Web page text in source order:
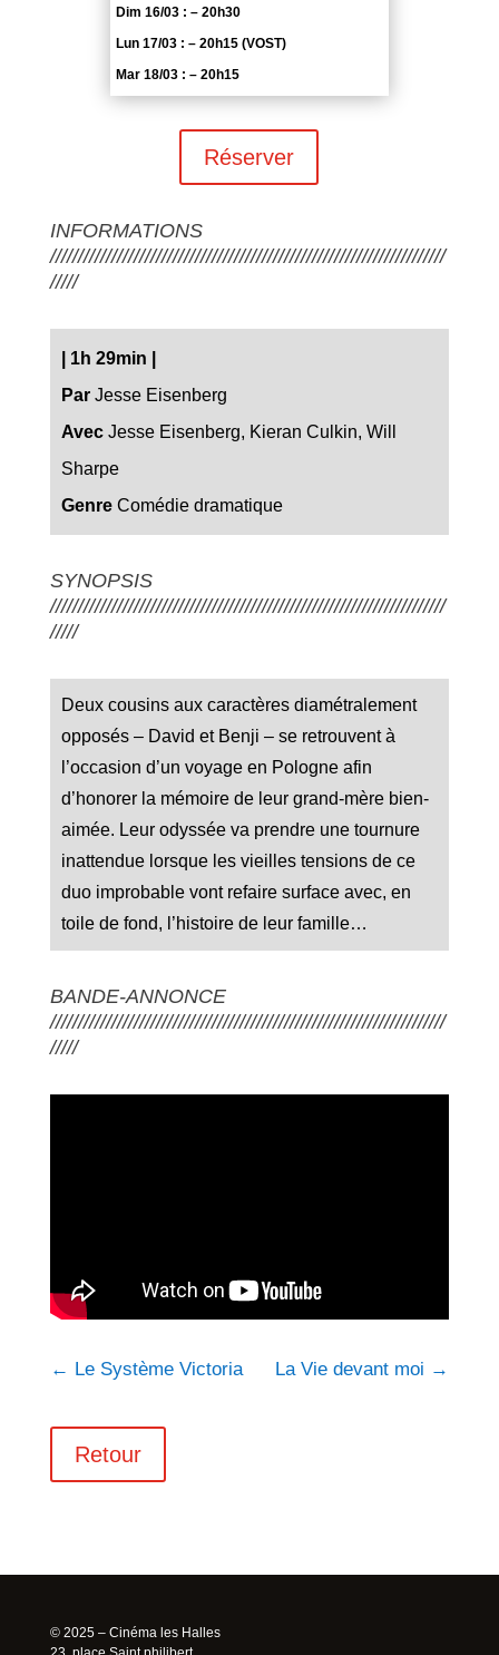
Dim 16/03 : – 20h30
Lun 17/03 : – 20h15 (VOST)
Mar 18/03 : – 20h15
Réserver
INFORMATIONS
///////////////////////////////////////////////////////////////////////
/////
1h 29min
ParJesse Eisenberg
AvecJesse Eisenberg, Kieran Culkin, Will
Sharpe
GenreComédie dramatique
SYNOPSIS
///////////////////////////////////////////////////////////////////////
/////
Deux cousins aux caractères diamétralement
opposés – David et Benji – se retrouvent à
l’occasion d’un voyage en Pologne afin
d’honorer la mémoire de leur grand-mère bien-
aimée. Leur odyssée va prendre une tournure
inattendue lorsque les vieilles tensions de ce
duo improbable vont refaire surface avec, en
toile de fond, l’histoire de leur famille…
BANDE-ANNONCE
///////////////////////////////////////////////////////////////////////
/////
← Le Système Victoria La Vie devant moi →
Retour
© 2025 – Cinéma les Halles